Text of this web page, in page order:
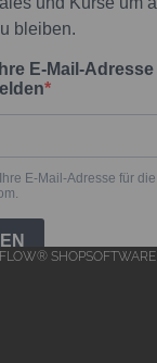
FLOW® SHOPSOFTWARE